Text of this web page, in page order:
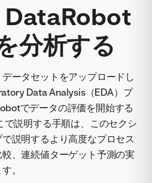
分析する
ータセットをアップロードし
Data Analysis（EDA）プ
でデータの評価を開始する
で説明する手順は、このセクシ
説明するより高度なプロセス
較、連続値ターゲット予測の実
。